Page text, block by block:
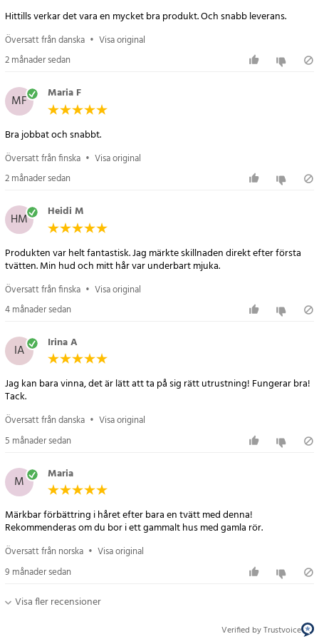
- Installation: Enkel montering, passar standardduschsystem
Artikelnummer:118588
Hittills verkar det vara en mycket bra produkt. Och snabb leverans.
Översatt från danska • Visa original
2 månader sedan
MF Maria F
Bra jobbat och snabbt.
Översatt från finska • Visa original
2 månader sedan
HM Heidi M
Produkten var helt fantastisk. Jag märkte skillnaden direkt efter första
tvätten. Min hud och mitt hår var underbart mjuka.
Översatt från finska • Visa original
4 månader sedan
IA Irina A
Jag kan bara vinna, det är lätt att ta på sig rätt utrustning! Fungerar bra!
Tack.
Översatt från danska • Visa original
5 månader sedan
M Maria
Märkbar förbättring i håret efter bara en tvätt med denna!
Rekommenderas om du bor i ett gammalt hus med gamla rör.
Översatt från norska • Visa original
9 månader sedan
Visa fler recensioner
Verified by Trustvoice